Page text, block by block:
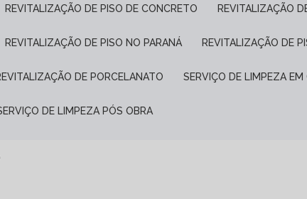
REVITALIZAÇÃO DE PISO DE CONCRETO REVITALIZAÇÃO
REVITALIZAÇÃO DE PISO NO PARANÁ REVITALIZAÇÃO DE
REVITALIZAÇÃO DE PORCELANATO SERVIÇO DE LIMPEZA
SERVIÇO DE LIMPEZA PÓS OBRA